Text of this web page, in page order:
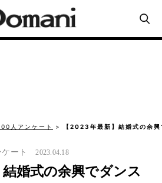
人アンケート 【2023年最新】結婚式の余
ート 2023.04.18
結婚式の余興でダンス